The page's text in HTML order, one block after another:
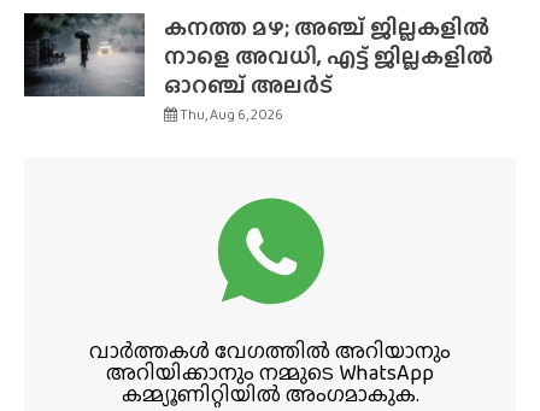
കനത്ത മഴ; അഞ്ച് ജില്ലകളിൽ
നാളെ അവധി, എട്ട് ജില്ലകളിൽ
ഓറഞ്ച് അലർട്
Thu, Aug 6, 2026
വാർത്തകൾ വേഗത്തിൽ അറിയാനും
അറിയിക്കാനും നമ്മുടെ WhatsApp
കമ്മ്യൂണിറ്റിയിൽ അംഗമാകുക.